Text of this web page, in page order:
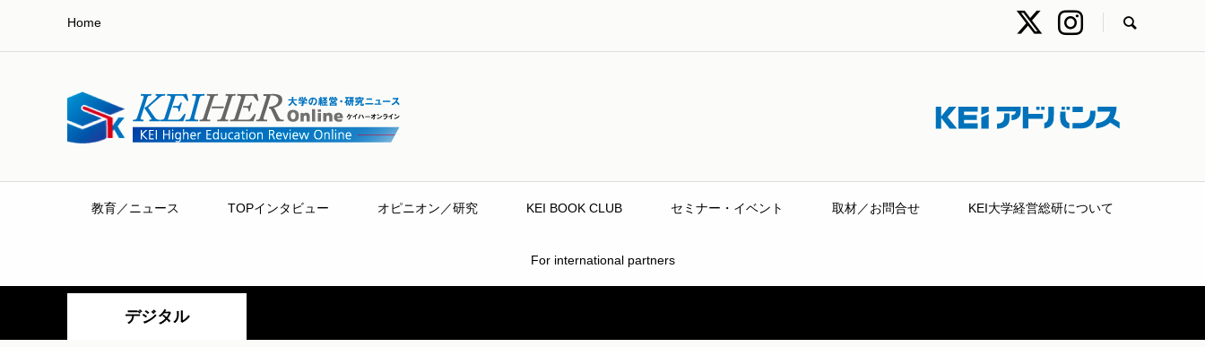
Home
教育／ニュース TOPインタビュー オピニオン／研究 KEI BOOK CLUB セミナー・イベント 取材／お問合せ KEI大学経営総研について
For international partners
デジタル